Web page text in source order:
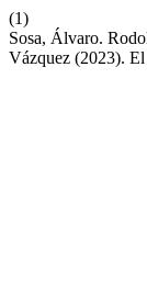
(1)
Sosa, Álvaro.
Vázquez (2023).